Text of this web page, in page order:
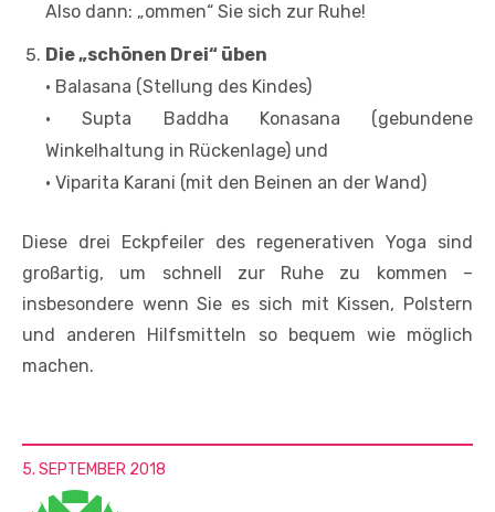
Also dann: „ommen“ Sie sich zur Ruhe!
Die „schönen Drei“ üben
• Balasana (Stellung des Kindes)
• Supta Baddha Konasana (gebundene
Winkelhaltung in Rückenlage) und
• Viparita Karani (mit den Beinen an der Wand)
Diese drei Eckpfeiler des regenerativen Yoga sind
großartig, um schnell zur Ruhe zu kommen –
insbesondere wenn Sie es sich mit Kissen, Polstern
und anderen Hilfsmitteln so bequem wie möglich
machen.
5. SEPTEMBER 2018